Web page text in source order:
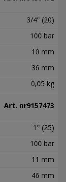
3/4" (20)
100 bar
10 mm
36 mm
0,05 kg
Art. nr9157473
1" (25)
100 bar
11 mm
46 mm